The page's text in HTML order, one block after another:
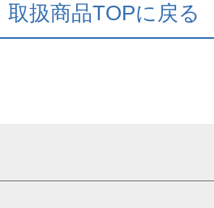
取扱商品TOPに戻る